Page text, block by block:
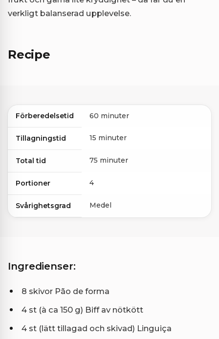
verkligt balanserad upplevelse.
Recipe
Förberedelsetid 60 minuter
Tillagningstid 15 minuter
Total tid 75 minuter
Portioner 4
Svårighetsgrad Medel
Ingredienser:
8 skivor Pão de forma
4 st (à ca 150 g) Biff av nötkött
4 st (lätt tillagad och skivad) Linguiça